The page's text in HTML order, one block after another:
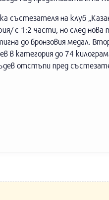
състезателя на клуб
с 1:2 части, но след
до бронзовия медал.
в категория до 74
отстъпи пред